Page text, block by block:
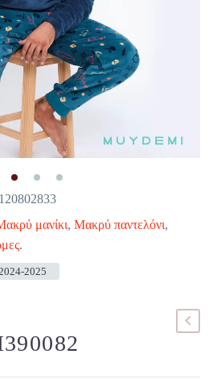
μανίκι, Μακρύ παντελόνι,
.
2025